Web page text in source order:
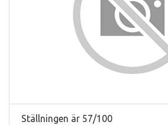
Ställningen är 57/100